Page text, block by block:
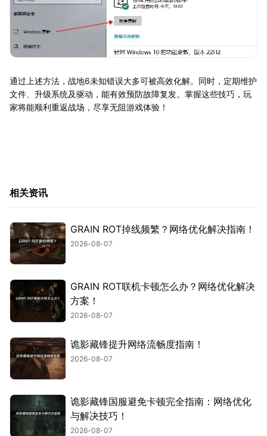
通过上述方法，战地6未知错误大多可被高效化解。同时，定期维护
文件、升级系统及驱动，能有效预防故障复发。掌握这些技巧，玩
家将能顺利重返战场，尽享无阻游戏体验！
相关资讯
GRAIN ROT掉线频繁？网络优化解决指南！
2026-08-07
GRAIN ROT联机卡顿怎么办？网络优化解决
方案！
2026-08-07
诡影藏锋提升网络流畅度指南！
2026-08-07
诡影藏锋国服避免卡顿完全指南：网络优化
与解决技巧！
2026-08-07